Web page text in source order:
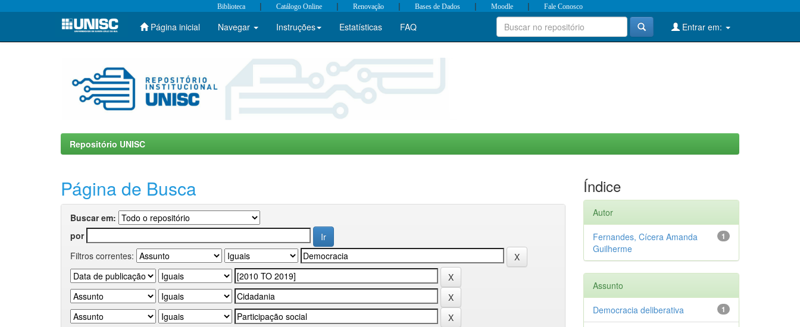
Skip
Biblioteca | Catálogo Online | Renovação | Bases de Dados | Moodle | Fale Conosco
Página inicial Navegar Instruções Estatísticas FAQ Entrar em:
Repositório UNISC
Página de Busca
Buscar em:
por
Filtros correntes:
Índice
Autor
1
Fernandes, Cícera Amanda
Guilherme
Assunto
1
Democracia deliberativa